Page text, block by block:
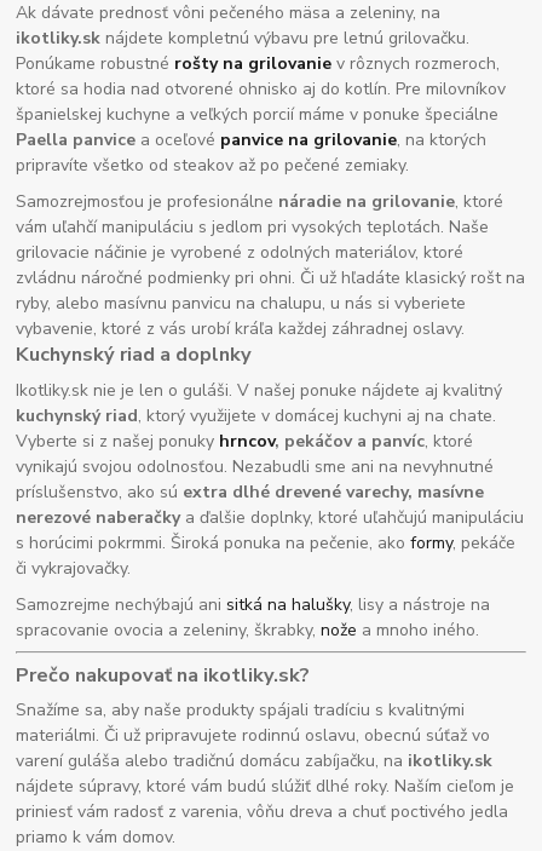
Ak dávate prednosť vôni pečeného mäsa a zeleniny, na
ikotliky.sk nájdete kompletnú výbavu pre letnú grilovačku.
Ponúkame robustné rošty na grilovanie v rôznych rozmeroch,
ktoré sa hodia nad otvorené ohnisko aj do kotlín. Pre milovníkov
španielskej kuchyne a veľkých porcií máme v ponuke špeciálne
Paella panvice a oceľové panvice na grilovanie, na ktorých
pripravíte všetko od steakov až po pečené zemiaky.
Samozrejmosťou je profesionálne náradie na grilovanie, ktoré
vám uľahčí manipuláciu s jedlom pri vysokých teplotách. Naše
grilovacie náčinie je vyrobené z odolných materiálov, ktoré
zvládnu náročné podmienky pri ohni. Či už hľadáte klasický rošt na
ryby, alebo masívnu panvicu na chalupu, u nás si vyberiete
vybavenie, ktoré z vás urobí kráľa každej záhradnej oslavy.
Kuchynský riad a doplnky
Ikotliky.sk nie je len o guláši. V našej ponuke nájdete aj kvalitný
kuchynský riad, ktorý využijete v domácej kuchyni aj na chate.
Vyberte si z našej ponuky hrncov, pekáčov a panvíc, ktoré
vynikajú svojou odolnosťou. Nezabudli sme ani na nevyhnutné
príslušenstvo, ako sú extra dlhé drevené varechy, masívne
nerezové naberačkya ďalšie doplnky, ktoré uľahčujú manipuláciu
s horúcimi pokrmmi. Široká ponuka na pečenie, akoformy, pekáče
či vykrajovačky.
Samozrejme nechýbajú anisitká na halušky, lisy a nástroje na
spracovanie ovocia a zeleniny, škrabky,nože a mnoho iného.
Prečo nakupovať na ikotliky.sk?
Snažíme sa, aby naše produkty spájali tradíciu s kvalitnými
materiálmi. Či už pripravujete rodinnú oslavu, obecnú súťaž vo
varení guláša alebo tradičnú domácu zabíjačku, na ikotliky.sk
nájdete súpravy, ktoré vám budú slúžiť dlhé roky. Naším cieľom je
priniesť vám radosť z varenia, vôňu dreva a chuť poctivého jedla
priamo k vám domov.